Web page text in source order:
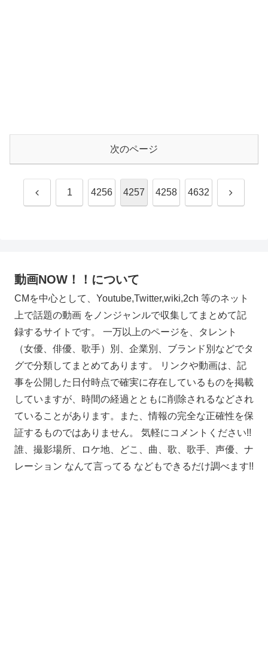
次のページ
前 1 4256 4257 4258 4632 次
動画NOW！！について
CMを中心として、Youtube,Twitter,wiki,2ch 等のネット
上で話題の動画 をノンジャンルで収集してまとめて記
録するサイトです。 一万以上のページを、タレント
（女優、俳優、歌手）別、企業別、ブランド別などでタ
グで分類してまとめてあります。 リンクや動画は、記
事を公開した日付時点で確実に存在しているものを掲載
していますが、時間の経過とともに削除されるなどされ
ていることがあります。また、情報の完全な正確性を保
証するものではありません。 気軽にコメントください!!
誰、撮影場所、ロケ地、どこ、曲、歌、歌手、声優、ナ
レーション なんて言ってる などもできるだけ調べます!!